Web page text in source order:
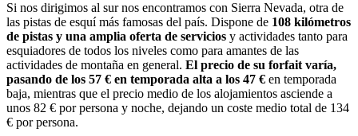
Si nos dirigimos al sur nos encontramos con Sierra Nevada, otra de
las pistas de esquí más famosas del país. Dispone de 108 kilómetros
de pistas y una amplia oferta de servicios y actividades tanto para
esquiadores de todos los niveles como para amantes de las
actividades de montaña en general. El precio de su forfait varía,
pasando de los 57 € en temporada alta a los 47 € en temporada
baja, mientras que el precio medio de los alojamientos asciende a
unos 82 € por persona y noche, dejando un coste medio total de 134
€ por persona.